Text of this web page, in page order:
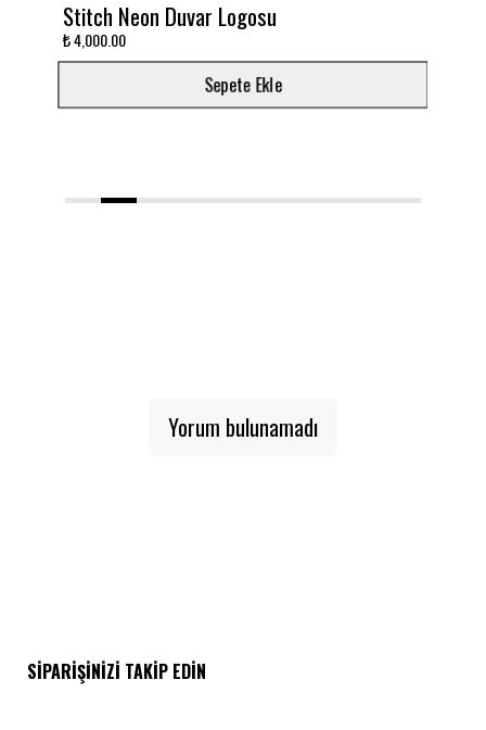
Stitch Neon Duvar Logosu
₺ 4,000.00
Sepete Ekle
1 2 3 4 5 6 7 8 9 10
Yorum bulunamadı
SIPARIŞINIZI TAKIP EDIN